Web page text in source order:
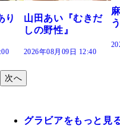
だ
麻倉瑞季『夏がそ
うさせた』
次へ
グラビアをもっと見